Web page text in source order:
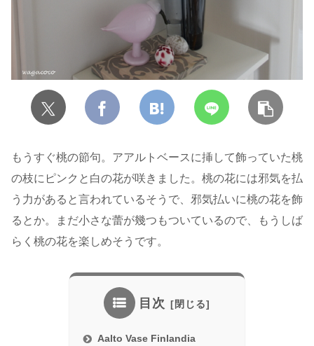
もうすぐ桃の節句。アアルトベースに挿して飾っていた桃
の枝にピンクと白の花が咲きました。桃の花には邪気を払
う力があると言われているそうで、邪気払いに桃の花を飾
るとか。まだ小さな蕾が幾つもついているので、もうしば
らく桃の花を楽しめそうです。
目次
Aalto Vase Finlandia